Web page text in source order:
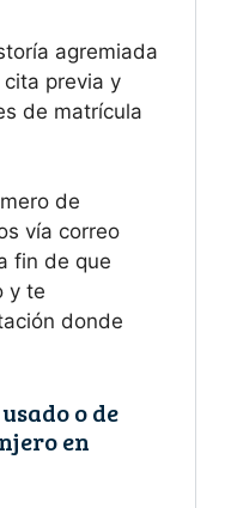
agremiada
previa y
de matrícula
de
vía correo
fin de que
y te
donde
o de
en